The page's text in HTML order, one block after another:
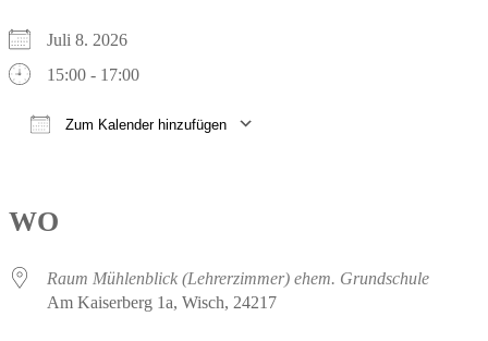
Juli 8. 2026
15:00 - 17:00
Zum Kalender hinzufügen
WO
Raum Mühlenblick (Lehrerzimmer) ehem. Grundschule
Am Kaiserberg 1a, Wisch, 24217